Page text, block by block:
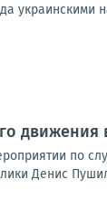
украинскими
по
Денис